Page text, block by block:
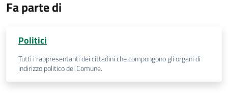
Fa parte di
Politici
Tutti i rappresentanti dei cittadini che compongono gli organi di
indirizzo politico del Comune.